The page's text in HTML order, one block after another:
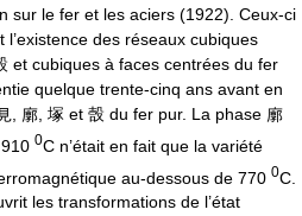
sur le fer et les aciers (1922). Ceux-ci
des réseaux cubiques
et cubiques à faces centrées du fer
quelque trente-cinq ans avant en
, 廓, 塚 et 嗀 du fer pur. La phase 廓
0C n’était en fait que la variété
au-dessous de 770 0C.
les transformations de l’état